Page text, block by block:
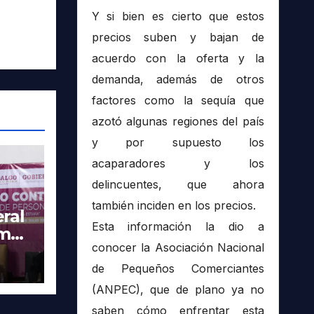
Y si bien es cierto que estos
precios suben y bajan de
acuerdo con la oferta y la
demanda, además de otros
factores como la sequía que
azotó algunas regiones del país
y por supuesto los
acaparadores y los
delincuentes, que ahora
también inciden en los precios.
Esta información la dio a
conocer la Asociación Nacional
de Pequeños Comerciantes
(ANPEC), que de plano ya no
saben cómo enfrentar esta